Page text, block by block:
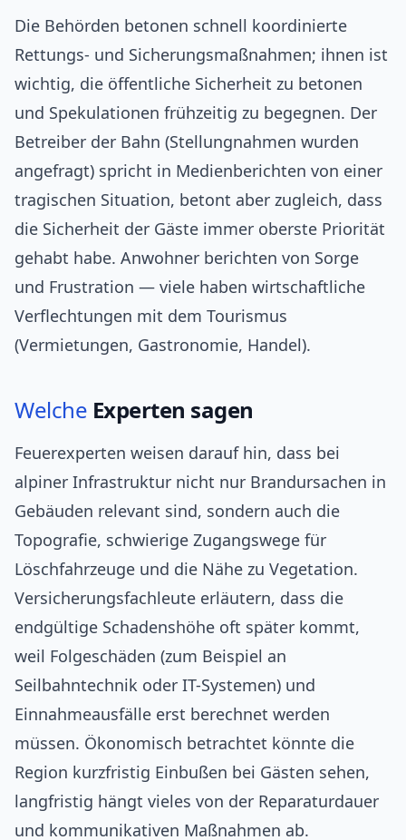
Die Behörden betonen schnell koordinierte
Rettungs- und Sicherungsmaßnahmen; ihnen ist
wichtig, die öffentliche Sicherheit zu betonen
und Spekulationen frühzeitig zu begegnen. Der
Betreiber der Bahn (Stellungnahmen wurden
angefragt) spricht in Medienberichten von einer
tragischen Situation, betont aber zugleich, dass
die Sicherheit der Gäste immer oberste Priorität
gehabt habe. Anwohner berichten von Sorge
und Frustration — viele haben wirtschaftliche
Verflechtungen mit dem Tourismus
(Vermietungen, Gastronomie, Handel).
Welche Experten sagen
Feuerexperten weisen darauf hin, dass bei
alpiner Infrastruktur nicht nur Brandursachen in
Gebäuden relevant sind, sondern auch die
Topografie, schwierige Zugangswege für
Löschfahrzeuge und die Nähe zu Vegetation.
Versicherungsfachleute erläutern, dass die
endgültige Schadenshöhe oft später kommt,
weil Folgeschäden (zum Beispiel an
Seilbahntechnik oder IT-Systemen) und
Einnahmeausfälle erst berechnet werden
müssen. Ökonomisch betrachtet könnte die
Region kurzfristig Einbußen bei Gästen sehen,
langfristig hängt vieles von der Reparaturdauer
und kommunikativen Maßnahmen ab.